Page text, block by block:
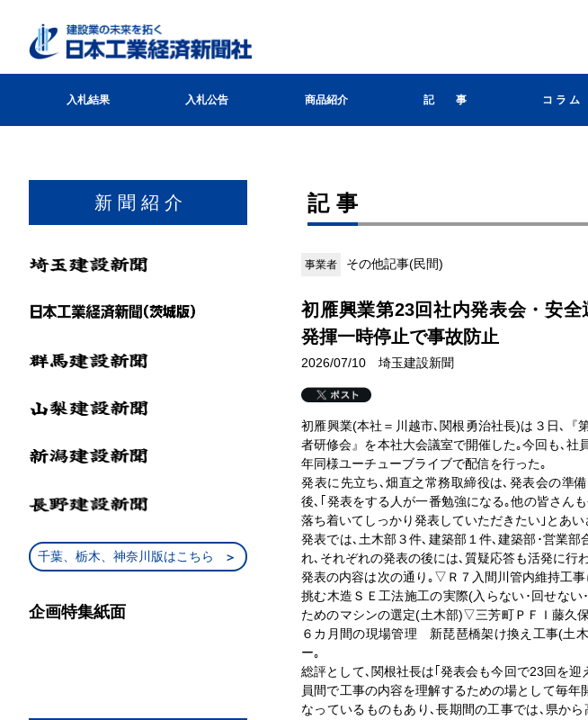
入札結果 入札公告 商品紹介 記 事 コ ラ ム
新 聞 紹 介
千葉、栃木、神奈川版はこちら
企画特集紙面
記事
事業者 その他記事(民間)
初雁興業第23回社内発表会・安
発揮一時停止で事故防止
2026/07/10 埼玉建設新聞
初雁興業(本社＝川越市､関根勇治社長)は３日､『
者研修会』を本社大会議室で開催した｡今回も､
年同様ユーチューブライブで配信を行った｡
発表に先立ち､畑直之常務取締役は､発表会の準
後､｢発表をする人が一番勉強になる｡他の皆さん
落ち着いてしっかり発表していただきたい｣とあい
発表では､土木部３件､建築部１件､建築部･営業
れ､それぞれの発表の後には､質疑応答も活発に行
発表の内容は次の通り｡▽Ｒ７入間川管内維持工
挑む木造ＳＥ工法施工の実際(入らない･回せな
ためのマシンの選定(土木部)▽三芳町ＰＦＩ藤久
６カ月間の現場管理 新琵琶橋架け換え工事(土
ー｡
総評として､関根社長は｢発表会も今回で23回を
員間で工事の内容を理解するための場として毎
なっているものもあり､長期間の工事では､県か